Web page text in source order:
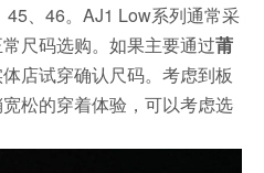
、46。AJ1 Low系列通常采
尺码选购。如果主要通过莆
店试穿确认尺码。考虑到板
松的穿着体验，可以考虑选